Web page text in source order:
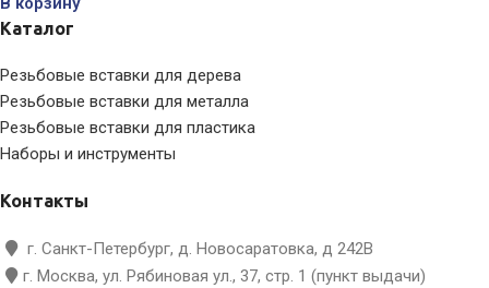
Каталог
Резьбовые вставки для дерева
Резьбовые вставки для металла
Резьбовые вставки для пластика
Наборы и инструменты
Контакты
г. Санкт-Петербург, д. Новосаратовка, д 242В
г. Москва, ул. Рябиновая ул., 37, стр. 1 (пункт выдачи)